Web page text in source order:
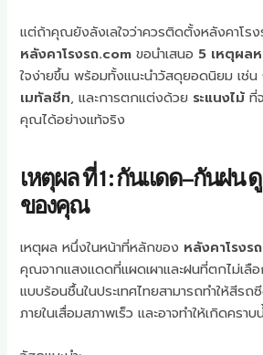
แต่ถ้าคุณยังลังเลใจว่าควรติดตั้งหลังคาโร
หลังคาโรงรถ.com ขอนำเสนอ 5 เหตุผล
ใจง่ายขึ้น พร้อมทั้งแนะนำวัสดุยอดนิยม เช่น
เมทัลชีท, และการตกแต่งด้วย ระแนงไม้ ที่
คุณได้อย่างแท้จริง
เหตุผล ที่ 1 : กันแดด–กันฝน
ของคุณ
เหตุผล หนึ่งในหน้าที่หลักของ หลังคาโรงรถ
คุณจากแสงแดดที่แผดเผาและฝนที่ตกไม่เลื
แบบร้อนชื้นในประเทศไทยสามารถทำให้สีร
ภายในเสื่อมสภาพเร็ว และอาจทำให้เกิดครา